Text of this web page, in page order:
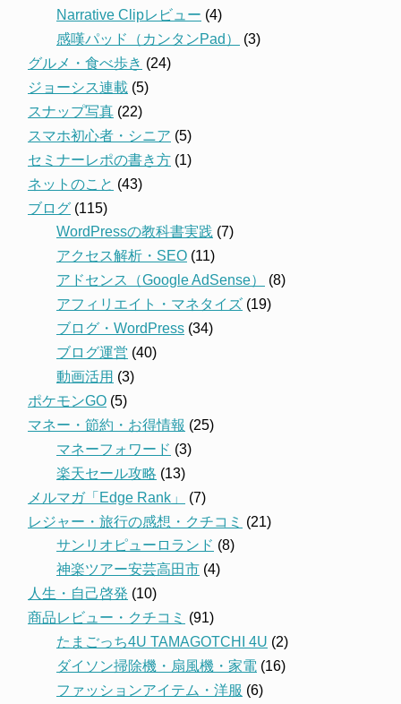
Narrative Clipレビュー (4)
感嘆パッド（カンタンPad）
(3)
グルメ・食べ歩き (24)
ジョーシス連載 (5)
スナップ写真 (22)
スマホ初心者・シニア (5)
セミナーレポの書き方 (1)
ネットのこと (43)
ブログ (115)
WordPressの教科書実践 (7)
アクセス解析・SEO (11)
アドセンス（Google AdSense）
(8)
アフィリエイト・マネタイズ (19)
ブログ・WordPress (34)
ブログ運営 (40)
動画活用 (3)
ポケモンGO (5)
マネー・節約・お得情報 (25)
マネーフォワード (3)
楽天セール攻略 (13)
メルマガ「Edge Rank」
(7)
レジャー・旅行の感想・クチコミ (21)
サンリオピューロランド (8)
神楽ツアー安芸高田市 (4)
人生・自己啓発 (10)
商品レビュー・クチコミ (91)
たまごっち4U TAMAGOTCHI 4U (2)
ダイソン掃除機・扇風機・家電 (16)
ファッションアイテム・洋服 (6)